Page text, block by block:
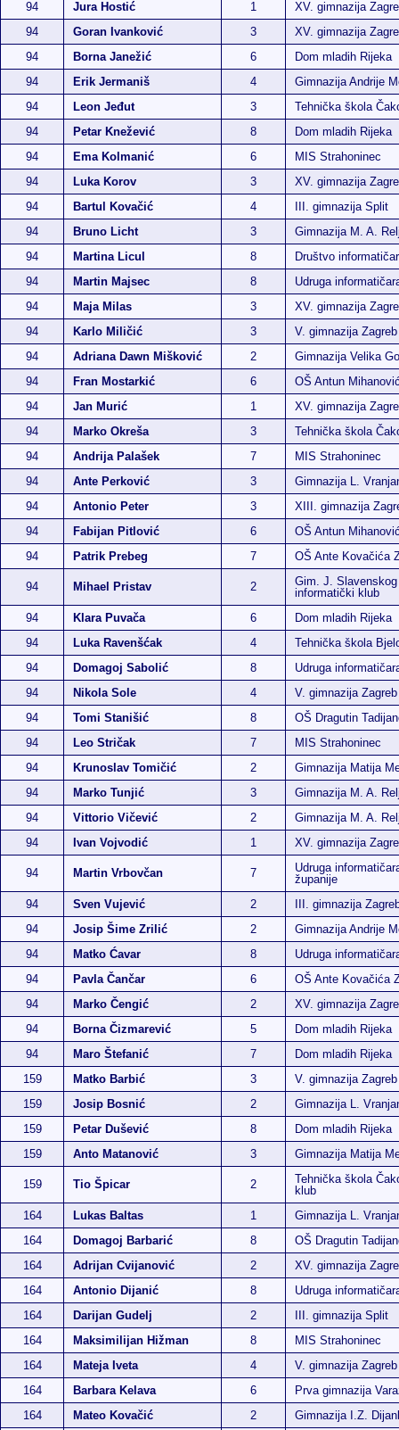
94 Jura Hostić 1
XV. gimnazija
94
Goran Ivanković 3
XV. gimnazija
94
Borna Janežić 6
Dom mladih Rijeka
94
Erik Jermaniš 4
Gimnazija Andrije
94
Leon Jeđut 3
Tehnička škola
94
Petar Knežević 8
Dom mladih Rijeka
94
Ema Kolmanić 6
MIS Strahoninec
94
Luka Korov 3
XV. gimnazija
94
Bartul Kovačić 4
III. gimnazija Split
94
Bruno Licht 3
Gimnazija M. A.
94
Martina Licul 8
Društvo
94
Martin Majsec 8
Udruga
94
Maja Milas 3
XV. gimnazija
94
Karlo Miličić 3
V. gimnazija Zagreb
94
Adriana Dawn Mišković 2
Gimnazija Velika
94
Fran Mostarkić 6
OŠ Antun
94
Jan Murić 1
XV. gimnazija
94
Marko Okreša 3
Tehnička škola
94
Andrija Palašek 7
MIS Strahoninec
94
Ante Perković 3
Gimnazija L.
94
Antonio Peter 3
XIII. gimnazija
94
Fabijan Pitlović 6
OŠ Antun
94
Patrik Prebeg 7 OŠ Ante Kovačića
94 Mihael Pristav 2
Gim. J.
informatički klub
94
Klara Puvača 6
Dom mladih Rijeka
94
Luka Ravenšćak 4
Tehnička škola
94
Domagoj Sabolić 8
Udruga
94
Nikola Sole 4
V. gimnazija Zagreb
94
Tomi Stanišić 8
OŠ Dragutin
94
Leo Stričak 7
MIS Strahoninec
94
Krunoslav Tomičić 2
Gimnazija Matija
94
Marko Tunjić 3
Gimnazija M. A.
94
Vittorio Vičević 2
Gimnazija M. A.
94
Ivan Vojvodić 1 XV. gimnazija
94 Martin Vrbovčan 7
Udruga
županije
94
Sven Vujević 2
III. gimnazija
94
Josip Šime Zrilić 2
Gimnazija Andrije
94
Matko Ćavar 8
Udruga
94
Pavla Čančar 6
OŠ Ante Kovačića
94
Marko Čengić 2
XV. gimnazija
94
Borna Čizmarević 5
Dom mladih Rijeka
94
Maro Štefanić 7
Dom mladih Rijeka
159
Matko Barbić 3
V. gimnazija Zagreb
159
Josip Bosnić 2
Gimnazija L.
159
Petar Dušević 8
Dom mladih Rijeka
159
Anto Matanović 3 Gimnazija Matija
159 Tio Špicar 2
Tehnička škola
klub
164
Lukas Baltas 1
Gimnazija L.
164
Domagoj Barbarić 8
OŠ Dragutin
164
Adrijan Cvijanović 2
XV. gimnazija
164
Antonio Dijanić 8
Udruga
164
Darijan Gudelj 2
III. gimnazija Split
164
Maksimilijan Hižman 8
MIS Strahoninec
164
Mateja Iveta 4
V. gimnazija Zagreb
164
Barbara Kelava 6
Prva gimnazija
164
Mateo Kovačić 2
Gimnazija I.Z.